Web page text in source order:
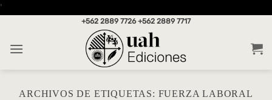
'Saltar
+562 2889 7726 +562 2889 7717
ARCHIVOS DE ETIQUETAS: FUERZA LABORAL